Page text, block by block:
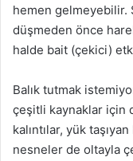
hemen gelmeyebilir.
düşmeden önce
halde bait (çekici)
Balık tutmak
çeşitli kaynaklar için
kalıntılar, yük
nesneler de oltayla